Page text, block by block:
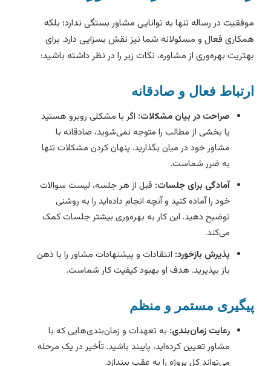
در رساله تنها به توانایی مشاور بستگی ندارد؛ بلکه
فعال و مسئولانه شما نیز نقش بسزایی دارد. برای
بهره‌وری از مشاوره، نکات زیر را در نظر داشته باشید:
فعال و صادقانه
صراحت در بیان مشکلات:اگر با مشکلی روبرو هستید
یا بخشی از مطالب را متوجه نمی‌شوید، صادقانه با
مشاور خود در میان بگذارید. پنهان کردن مشکلات تنها
به ضرر شماست.
آمادگی برای جلسات:قبل از هر جلسه، لیست سوالات
خود را آماده کنید و آنچه انجام داده‌اید را به روشنی
توضیح دهید. این کار به بهره‌وری بیشتر جلسات کمک
می‌کند.
پذیرش بازخورد:انتقادات و پیشنهادات مشاور را با ذهن
باز بپذیرید. هدف او بهبود کیفیت کار شماست.
مستمر و منظم
رعایت زمان‌بندی:به تعهدات و زمان‌بندی‌هایی که با
مشاور تعیین کرده‌اید، پایبند باشید. تأخیر در یک مرحله
می‌تواند کل پروژه را به عقب بیندازد.